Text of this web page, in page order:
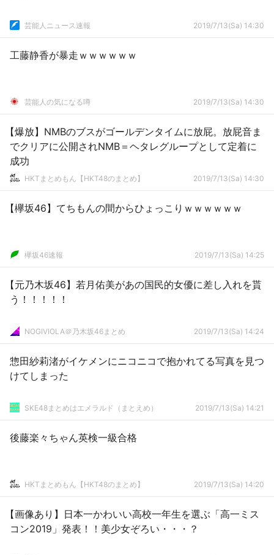
芸能人ニュース速報 2019/7/13(Sa) 14:30
工藤静香が暴走ｗｗｗｗｗｗ
芸能人の気になる噂 2019/7/13(Sa) 14:30
【爆放】NMBのブスがゴールデンタイムに放屁。放屁音ま
でクリアに公開されNMB＝ヘタレグループとして定着に
成功
HKTまとめもん【HKT48のまとめ】 2019/7/13(Sa) 14:30
【欅坂46】てちもんの間からひょっこりｗｗｗｗｗｗ
欅坂46速報 2019/7/13(Sa) 14:25
【元乃木坂46】若月佑美があの国民的女優に差し入れを貰
う！！！！！
NOGIVIOLA＠乃木坂46まとめ 2019/7/13(Sa) 14:24
惣田紗莉渚がイケメンにニコニコで抱かれてる写真を見つ
けてしまった
SKE48まとめはエメラルド（まとえめ） 2019/7/13(Sa) 14:21
後藤楽々ちゃん英検一級合格
HKTまとめもん【HKT48のまとめ】 2019/7/13(Sa) 14:20
【画像あり】日本一かわいい高校一年生を選ぶ「高一ミス
コン2019」発表！！美少女ぞろい・・・？